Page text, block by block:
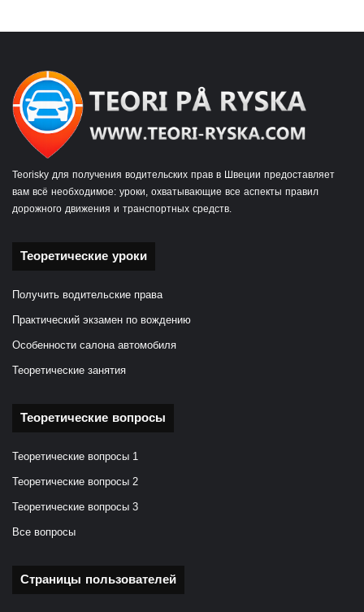
Teorisky для получения водительских прав в Швеции предоставляет
вам всё необходимое: уроки, охватывающие все аспекты правил
дорожного движения и транспортных средств.
Теоретические уроки
Получить водительские права
Практический экзамен по вождению
Особенности салона автомобиля
Теоретические занятия
Теоретические вопросы
Теоретические вопросы 1
Теоретические вопросы 2
Теоретические вопросы 3
Все вопросы
Страницы пользователей